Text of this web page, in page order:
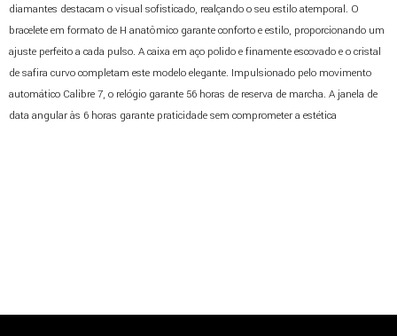
diamantes destacam o visual sofisticado, realçando o seu estilo atemporal. O
bracelete em formato de H anatômico garante conforto e estilo, proporcionando um
ajuste perfeito a cada pulso. A caixa em aço polido e finamente escovado e o cristal
de safira curvo completam este modelo elegante. Impulsionado pelo movimento
automático Calibre 7, o relógio garante 56 horas de reserva de marcha. A janela de
data angular às 6 horas garante praticidade sem comprometer a estética